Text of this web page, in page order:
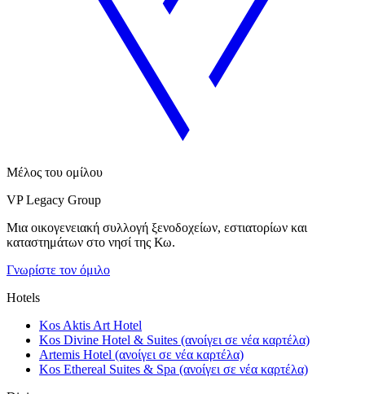
Μέλος του ομίλου
VP Legacy Group
Μια οικογενειακή συλλογή ξενοδοχείων, εστιατορίων και
καταστημάτων στο νησί της Κω.
Γνωρίστε τον όμιλο
Hotels
Kos Aktis Art Hotel
Kos Divine Hotel & Suites (ανοίγει σε νέα καρτέλα)
Artemis Hotel (ανοίγει σε νέα καρτέλα)
Kos Ethereal Suites & Spa (ανοίγει σε νέα καρτέλα)